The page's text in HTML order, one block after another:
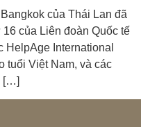
của Thái Lan đã
của Liên đoàn Quốc tế
International
tuổi Việt Nam, và các
[…]